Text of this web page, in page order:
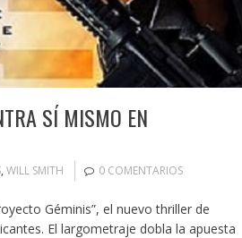
SÍ MISMO EN
, WILL SMITH 0 COMENTARIOS
Géminis”, el nuevo thriller de
El largometraje dobla la apuesta